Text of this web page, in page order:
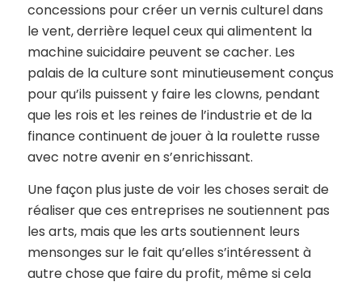
concessions pour créer un vernis culturel dans
le vent, derrière lequel ceux qui alimentent la
machine suicidaire peuvent se cacher. Les
palais de la culture sont minutieusement conçus
pour qu’ils puissent y faire les clowns, pendant
que les rois et les reines de l’industrie et de la
finance continuent de jouer à la roulette russe
avec notre avenir en s’enrichissant.
Une façon plus juste de voir les choses serait de
réaliser que ces entreprises ne soutiennent pas
les arts, mais que les arts soutiennent leurs
mensonges sur le fait qu’elles s’intéressent à
autre chose que faire du profit, même si cela